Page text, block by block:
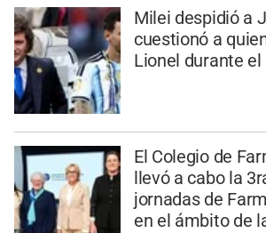
Milei despidió a
cuestionó a
Lionel durante
El Colegio de
llevó a cabo la
jornadas de
en el ámbito de